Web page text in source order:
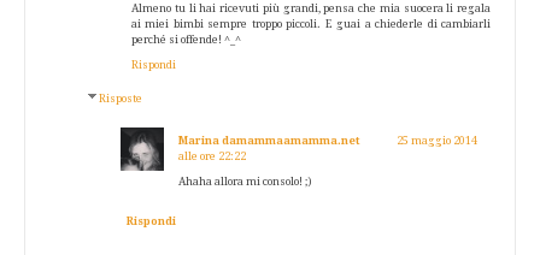
Almeno tu li hai ricevuti più grandi, pensa che mia suocera li regala
ai miei bimbi sempre troppo piccoli. E guai a chiederle di cambiarli
perché si offende! ^_^
Rispondi
Risposte
Marina damammaamamma.net
25 maggio 2014
alle ore 22:22
Ahaha allora mi consolo! ;)
Rispondi